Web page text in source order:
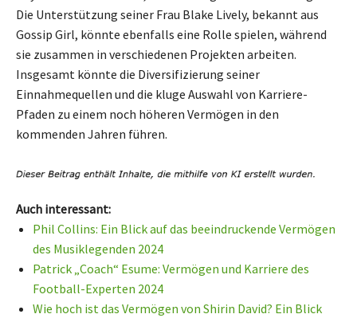
Die Unterstützung seiner Frau Blake Lively, bekannt aus
Gossip Girl, könnte ebenfalls eine Rolle spielen, während
sie zusammen in verschiedenen Projekten arbeiten.
Insgesamt könnte die Diversifizierung seiner
Einnahmequellen und die kluge Auswahl von Karriere-
Pfaden zu einem noch höheren Vermögen in den
kommenden Jahren führen.
Auch interessant:
Phil Collins: Ein Blick auf das beeindruckende Vermögen
des Musiklegenden 2024
Patrick „Coach“ Esume: Vermögen und Karriere des
Football-Experten 2024
Wie hoch ist das Vermögen von Shirin David? Ein Blick